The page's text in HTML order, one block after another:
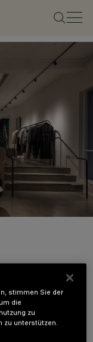
stimmen Sie der
die
zu
zu unterstützen.